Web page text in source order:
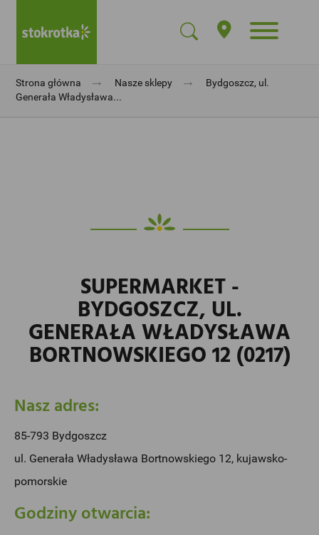
Strona główna → Nasze sklepy →
Bydgoszcz, ul.
Generała Władysława...
SUPERMARKET -
BYDGOSZCZ, UL.
GENERAŁA WŁADYSŁAWA
BORTNOWSKIEGO 12 (0217)
Nasz adres:
85-793 Bydgoszcz
ul. Generała Władysława Bortnowskiego 12, kujawsko-
pomorskie
Godziny otwarcia: